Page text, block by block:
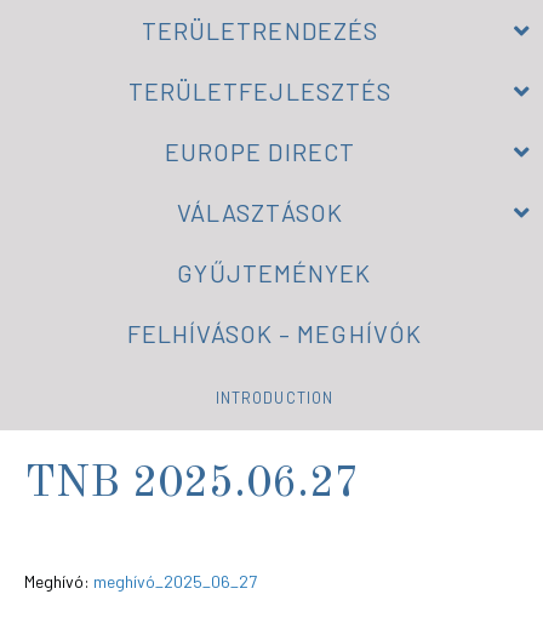
TERÜLETRENDEZÉS
TERÜLETFEJLESZTÉS
EUROPE DIRECT
VÁLASZTÁSOK
GYŰJTEMÉNYEK
FELHÍVÁSOK – MEGHÍVÓK
INTRODUCTION
TNB 2025.06.27
Meghívó: meghívó_2025_06_27